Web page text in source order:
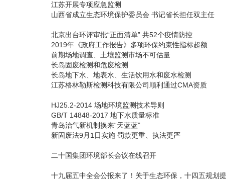
江苏开展专项应急监测
山西省成立生态环境保护委员会 书记省长担任双主任
北京出台环评审批“正面清单” 共52个疫情防控
2019年《政府工作报告》多项环保约束性指标超额
前期场地调查、土壤监测市场不可估量
长岛固废检测和危废检测
长岛地下水、地表水、生活饮用水和废水检测
江苏格林勒斯检测科技有限公司顺利通过CMA资质
HJ25.2-2014 场地环境监测技术导则
GB/T 14848-2017 地下水质量标准
青岛治气新机制换来“天蓝蓝”
新固废法9月1日实施 罚款更重、执法更严
二十国集团环境部长会议在线召开
十九届五中全会公报来了！关于生态环保，十四五规划提